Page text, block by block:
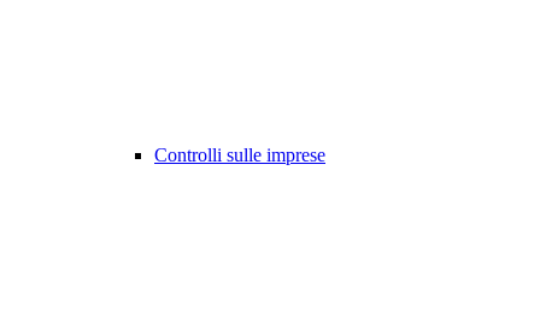
Controlli sulle imprese